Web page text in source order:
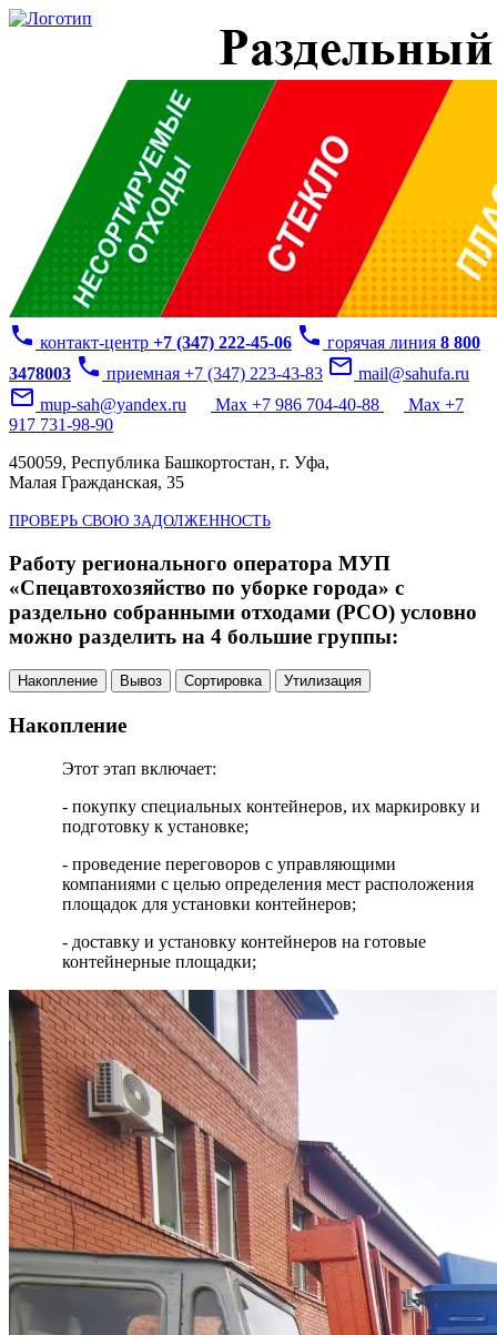
phone контакт-центр +7 (347) 222-45-06 phone горячая линия 8 800
3478003 phone приемная +7 (347) 223-43-83 mail_outline mail@sahufa.ru
mail_outline mup-sah@yandex.ru Max +7 986 704-40-88
Max +7
917 731-98-90
450059, Республика Башкортостан, г. Уфа,
Малая Гражданская, 35
ПРОВЕРЬ СВОЮ ЗАДОЛЖЕННОСТЬ
Работу регионального оператора МУП
«Спецавтохозяйство по уборке города» с
раздельно собранными отходами (РСО) условно
можно разделить на 4 большие группы:
Накопление Вывоз Сортировка Утилизация
Накопление
Этот этап включает:
- покупку специальных контейнеров, их маркировку и
подготовку к установке;
- проведение переговоров с управляющими
компаниями с целью определения мест расположения
площадок для установки контейнеров;
- доставку и установку контейнеров на готовые
контейнерные площадки;